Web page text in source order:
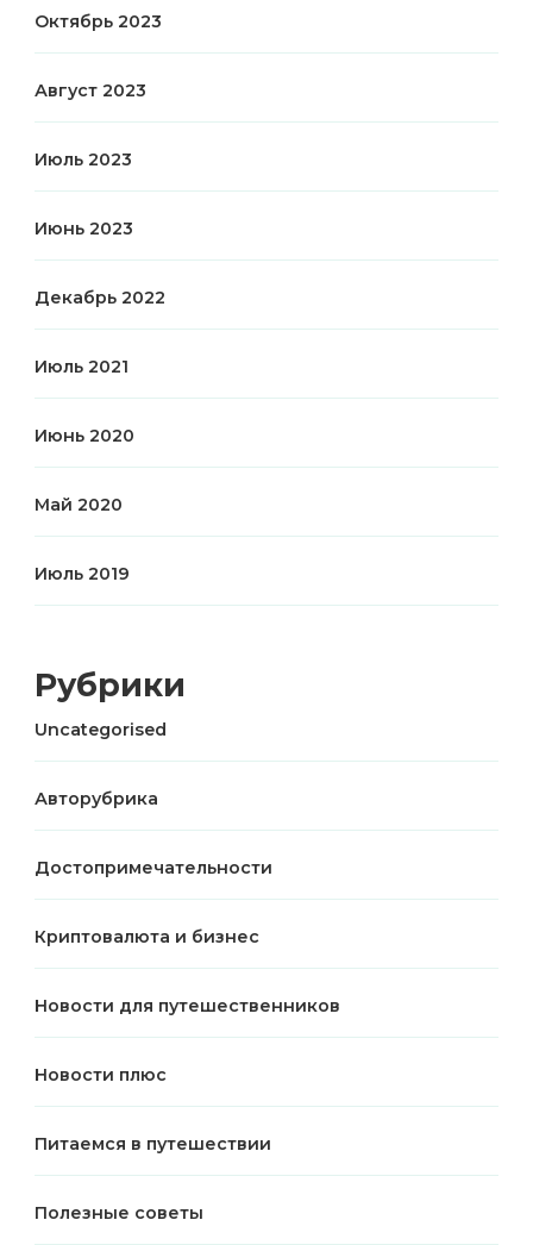
Октябрь 2023
Август 2023
Июль 2023
Июнь 2023
Декабрь 2022
Июль 2021
Июнь 2020
Май 2020
Июль 2019
Рубрики
Uncategorised
Авторубрика
Достопримечательности
Криптовалюта и бизнес
Новости для путешественников
Новости плюс
Питаемся в путешествии
Полезные советы